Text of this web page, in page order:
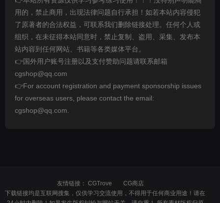
用的，禁止商用，出现法律问题自行承担！如若本站内容侵犯
了原著者的合法权益，可联系我们删除链接处理。任何个人或
组织，在未征得本站同意时，禁止复制、盗用、采集、发布本
站内容到任何网站、书籍等各类媒体平台。
👉国外用户账号注册以及支付赞助问题请联系邮箱
cgshop@qq.com
👉For account registration and payment sponsorship issues
for overseas users, please contact the email:
cgshop@qq.com.
友情链接： CGTrove
CG商店
下载链接均是互联网搜集，仅供学习交流使用，不得用于任何商业用途！请在